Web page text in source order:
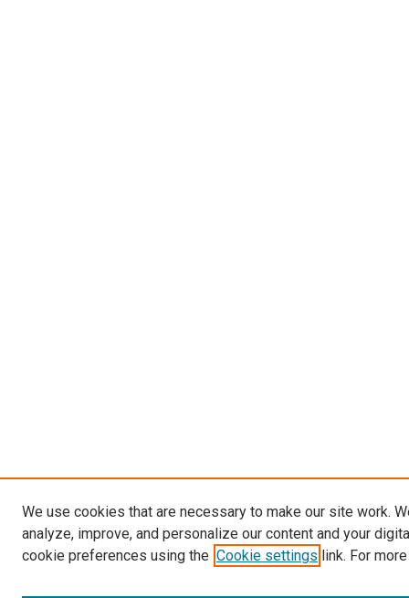
We use cookies that are necessary to make our site work.
analyze, improve, and personalize our content and your
cookie preferences using the Cookie settings link. For